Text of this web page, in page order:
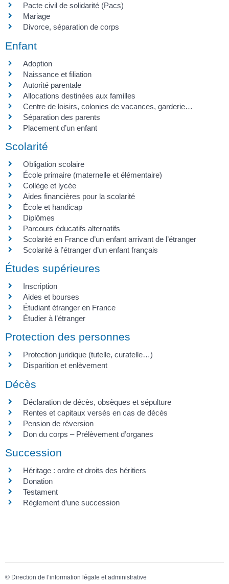
Pacte civil de solidarité (Pacs)
Mariage
Divorce, séparation de corps
Enfant
Adoption
Naissance et filiation
Autorité parentale
Allocations destinées aux familles
Centre de loisirs, colonies de vacances, garderie…
Séparation des parents
Placement d’un enfant
Scolarité
Obligation scolaire
École primaire (maternelle et élémentaire)
Collège et lycée
Aides financières pour la scolarité
École et handicap
Diplômes
Parcours éducatifs alternatifs
Scolarité en France d’un enfant arrivant de l’étranger
Scolarité à l’étranger d’un enfant français
Études supérieures
Inscription
Aides et bourses
Étudiant étranger en France
Étudier à l’étranger
Protection des personnes
Protection juridique (tutelle, curatelle…)
Disparition et enlèvement
Décès
Déclaration de décès, obsèques et sépulture
Rentes et capitaux versés en cas de décès
Pension de réversion
Don du corps – Prélèvement d’organes
Succession
Héritage : ordre et droits des héritiers
Donation
Testament
Règlement d’une succession
© Direction de l’information légale et administrative